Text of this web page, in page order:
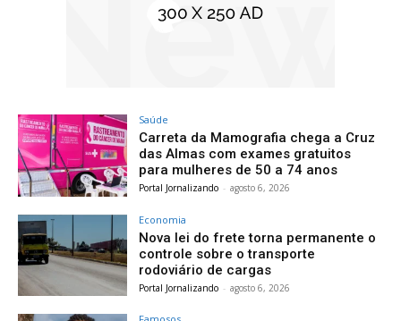
Saúde
Carreta da Mamografia chega a Cruz
das Almas com exames gratuitos
para mulheres de 50 a 74 anos
Portal Jornalizando - agosto 6, 2026
Economia
Nova lei do frete torna permanente o
controle sobre o transporte
rodoviário de cargas
Portal Jornalizando - agosto 6, 2026